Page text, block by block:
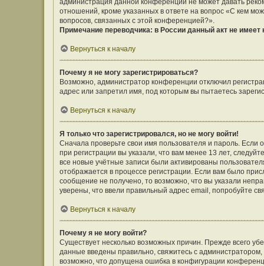
администрация данной конференции не может давать
отношений, кроме указанных в ответе на вопрос «С кем
вопросов, связанных с этой конференцией?».
Примечание переводчика: в России данный акт не
Вернуться к началу
Почему я не могу зарегистрироваться?
Возможно, администратор конференции отключил
адрес или запретил имя, под которым вы пытаетесь
Вернуться к началу
Я только что зарегистрировался, но не могу войти!
Сначала проверьте свои имя пользователя и пароль.
при регистрации вы указали, что вам менее 13 лет,
все новые учётные записи были активированы
отображается в процессе регистрации. Если вам было
сообщение не получено, то возможно, что вы указали
уверены, что ввели правильный адрес email, попробуйте
Вернуться к началу
Почему я не могу войти?
Существует несколько возможных причин. Прежде всего
данные введены правильно, свяжитесь с
возможно, что допущена ошибка в конфигурации